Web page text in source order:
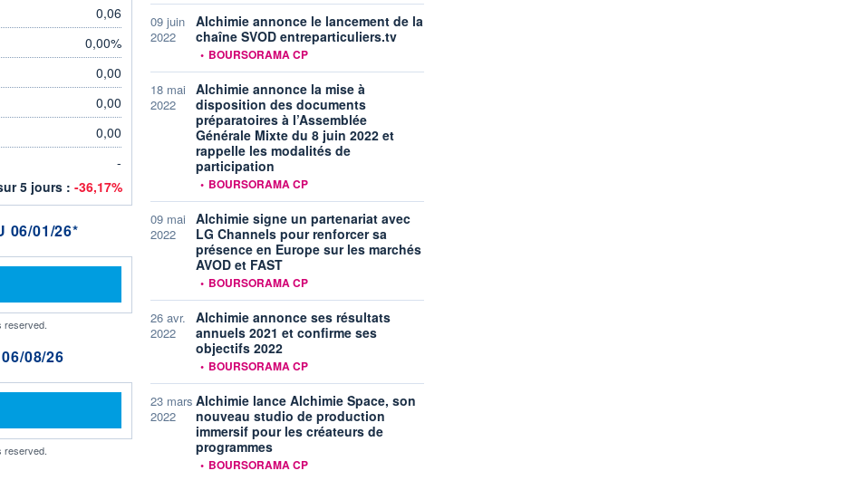
0,06
0,00%
0,00
0,00
0,00
-
5 jours : -36,17%
06/01/26*
reserved.
08/26
reserved.
09 juin
2022
Alchimie annonce le lancement de la
chaîne SVOD entreparticuliers.tv
information fournie par
• BOURSORAMA CP
18 mai
2022
Alchimie annonce la mise à
disposition des documents
préparatoires à l’Assemblée
Générale Mixte du 8 juin 2022 et
rappelle les modalités de
participation
information fournie par
• BOURSORAMA CP
09 mai
2022
Alchimie signe un partenariat avec
LG Channels pour renforcer sa
présence en Europe sur les marchés
AVOD et FAST
information fournie par
• BOURSORAMA CP
26 avr.
2022
Alchimie annonce ses résultats
annuels 2021 et confirme ses
objectifs 2022
information fournie par
• BOURSORAMA CP
23 mars
2022
Alchimie lance Alchimie Space, son
nouveau studio de production
immersif pour les créateurs de
programmes
information fournie par
• BOURSORAMA CP